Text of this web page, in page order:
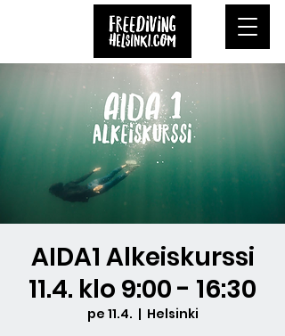
AIDA1 Alkeiskurssi
11.4. klo 9:00 - 16:30
pe 11.4.
  |
Helsinki